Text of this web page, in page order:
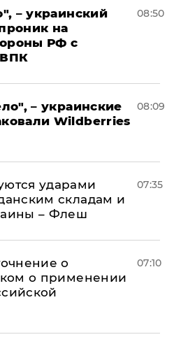
– украинский
на
РФ с
ВПК
08:50
– украинские
Wildberries
08:09
ударами
складам и
– Флеш
07:35
о
о применении
07:10